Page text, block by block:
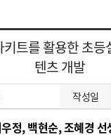
트를 활용한 초
텐츠 개발
작성일
정, 백현순, 조혜경